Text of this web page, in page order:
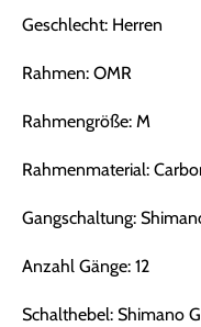
Geschlecht: Herren
Rahmen: OMR
Rahmengröße: M
Rahmenmaterial:
Gangschaltung:
Anzahl Gänge: 12
Schalthebel: Shimano